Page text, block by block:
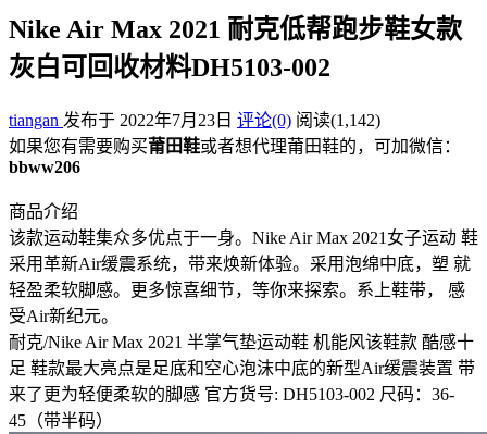
Nike Air Max 2021 耐克低帮跑步鞋女款
灰白可回收材料DH5103-002
tiangan 发布于 2022年7月23日 评论(0) 阅读(1,142)
如果您有需要购买莆田鞋或者想代理莆田鞋的，可加微信：
bbww206
商品介绍
该款运动鞋集众多优点于一身。Nike Air Max 2021女子运动 鞋
采用革新Air缓震系统，带来焕新体验。采用泡绵中底，塑 就
轻盈柔软脚感。更多惊喜细节，等你来探索。系上鞋带， 感
受Air新纪元。
耐克/Nike Air Max 2021 半掌气垫运动鞋 机能风该鞋款 酷感十
足 鞋款最大亮点是足底和空心泡沫中底的新型Air缓震装置 带
来了更为轻便柔软的脚感 官方货号: DH5103-002 尺码：36-
45（带半码）